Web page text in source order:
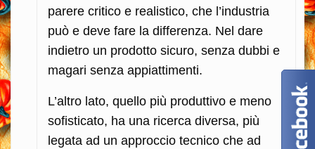
parere critico e realistico, che l’industria
può e deve fare la differenza. Nel dare
indietro un prodotto sicuro, senza dubbi e
magari senza appiattimenti.
L’altro lato, quello più produttivo e meno
sofisticato, ha una ricerca diversa, più
legata ad un approccio tecnico che ad